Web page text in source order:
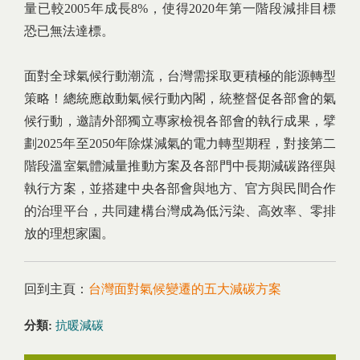
量已較2005年成長8%，使得2020年第一階段減排目標
恐已無法達標。
面對全球氣候行動潮流，台灣需採取更積極的能源轉型
策略！總統應啟動氣候行動內閣，統整督促各部會的氣
候行動，邀請外部獨立專家檢視各部會的執行成果，擘
劃2025年至2050年除煤減氣的電力轉型期程，對接第二
階段溫室氣體減量推動方案及各部門中長期減碳路徑與
執行方案，並搭建中央各部會與地方、官方與民間合作
的治理平台，共同建構台灣成為低污染、高效率、零排
放的理想家園。
回到主頁： 台灣面對氣候變遷的五大減碳方案
分類: 抗暖減碳